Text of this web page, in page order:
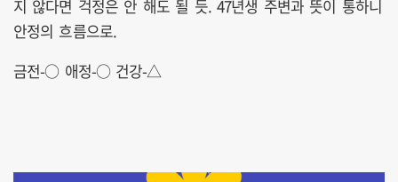
지 않다면 걱정은 안 해도 될 듯. 47년생 주변과 뜻이 통하니
안정의 흐름으로.
금전-○ 애정-○ 건강-△